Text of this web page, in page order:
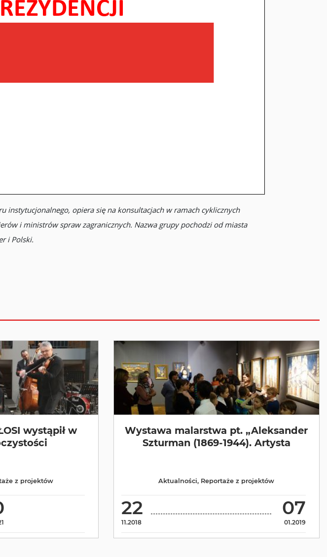
instytucjonalnego, opiera się na konsultacjach w ramach cyklicznych
i ministrów spraw zagranicznych. Nazwa grupy pochodzi od miasta
i Polski.
wystąpił w
z projektów
Wystawa malarstwa pt. „Aleksander
Szturman (1869-1944). Artysta
22
11.2018
07
01.2019
Aktualności, Reportaże z projektów